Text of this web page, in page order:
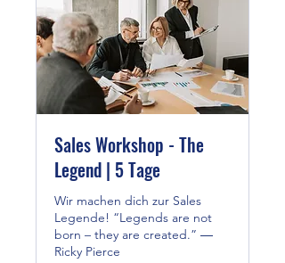
Sales Workshop - The
Legend | 5 Tage
Wir machen dich zur Sales
Legende! “Legends are not
born – they are created.” ―
Ricky Pierce